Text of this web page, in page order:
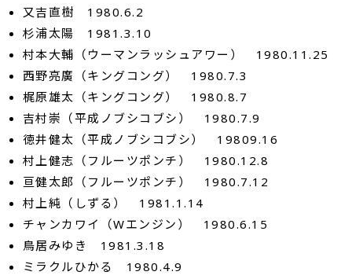
又吉直樹 1980.6.2
杉浦太陽 1981.3.10
村本大輔（ウーマンラッシュアワー） 1980.11.25
西野亮廣（キングコング） 1980.7.3
梶原雄太（キングコング） 1980.8.7
吉村崇（平成ノブシコブシ） 1980.7.9
徳井健太（平成ノブシコブシ） 19809.16
村上健志（フルーツポンチ） 1980.12.8
亘健太郎（フルーツポンチ） 1980.7.12
村上純（しずる） 1981.1.14
チャンカワイ（Wエンジン） 1980.6.15
鳥居みゆき 1981.3.18
ミラクルひかる 1980.4.9